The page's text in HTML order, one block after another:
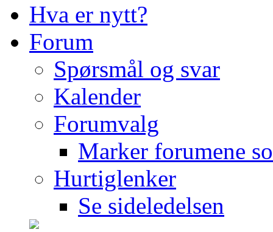
Hva er nytt?
Forum
Spørsmål og svar
Kalender
Forumvalg
Marker forumene
Hurtiglenker
Se sideledelsen